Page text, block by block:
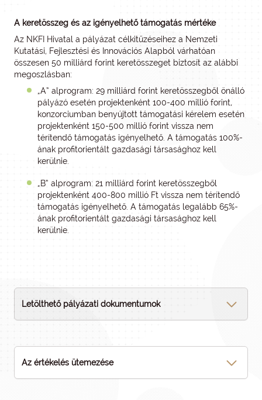
A keretösszeg és az igényelhető támogatás mértéke
Az NKFI Hivatal a pályázat célkitűzéseihez a Nemzeti
Kutatási, Fejlesztési és Innovációs Alapból várhatóan
összesen 50 milliárd forint keretösszeget biztosít az alábbi
megoszlásban:
„A” alprogram: 29 milliárd forint keretösszegből önálló
pályázó esetén projektenként 100-400 millió forint,
konzorciumban benyújtott támogatási kérelem esetén
projektenként 150-500 millió forint vissza nem
térítendő támogatás igényelhető. A támogatás 100%-
ának profitorientált gazdasági társasághoz kell
kerülnie.
„B” alprogram: 21 milliárd forint keretösszegből
projektenként 400-800 millió Ft vissza nem térítendő
támogatás igényelhető. A támogatás legalább 65%-
ának profitorientált gazdasági társasághoz kell
kerülnie.
Letölthető pályázati dokumentumok
Az értékelés ütemezése